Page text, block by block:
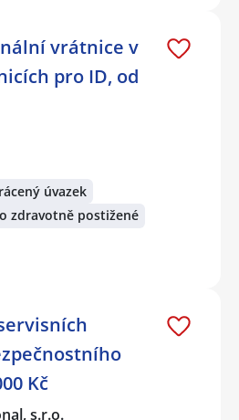
vrátnice v
pro ID, od
úvazek
zdravotně postižené
Kč
s.r.o.